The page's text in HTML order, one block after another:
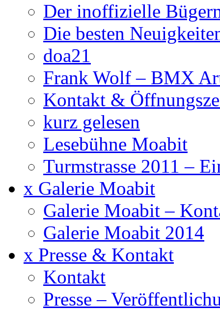
Der inoffizielle
Die besten
doa21
Frank Wolf – BMX
Kontakt &
kurz gelesen
Lesebühne Moabit
Turmstrasse 2011 –
x Galerie Moabit
Galerie Moabit –
Galerie Moabit 2014
x Presse & Kontakt
Kontakt
Presse –